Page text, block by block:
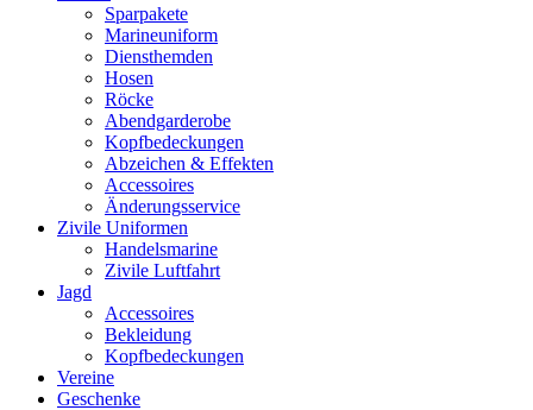
Sparpakete
Marineuniform
Diensthemden
Hosen
Röcke
Abendgarderobe
Kopfbedeckungen
Abzeichen & Effekten
Accessoires
Änderungsservice
Zivile Uniformen
Handelsmarine
Zivile Luftfahrt
Jagd
Accessoires
Bekleidung
Kopfbedeckungen
Vereine
Geschenke